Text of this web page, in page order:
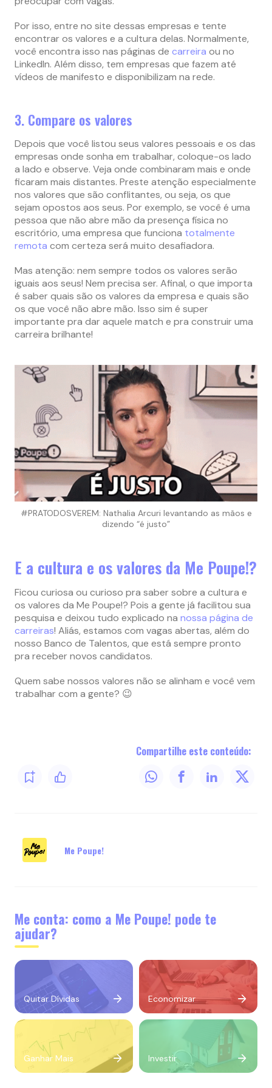
Por isso, entre no site dessas empresas e tente
encontrar os valores e a cultura delas. Normalmente,
você encontra isso nas páginas de carreira ou no
LinkedIn. Além disso, tem empresas que fazem até
vídeos de manifesto e disponibilizam na rede.
3. Compare os valores
Depois que você listou seus valores pessoais e os das
empresas onde sonha em trabalhar, coloque-os lado
a lado e observe. Veja onde combinaram mais e onde
ficaram mais distantes. Preste atenção especialmente
nos valores que são conflitantes, ou seja, os que
sejam opostos aos seus. Por exemplo, se você é uma
pessoa que não abre mão da presença física no
escritório, uma empresa que funciona totalmente
remota com certeza será muito desafiadora.
Mas atenção: nem sempre todos os valores serão
iguais aos seus! Nem precisa ser. Afinal, o que importa
é saber quais são os valores da empresa e quais são
os que você não abre mão. Isso sim é super
importante pra dar aquele match e pra construir uma
carreira brilhante!
#PRATODOSVEREM: Nathalia Arcuri levantando as mãos e
dizendo “é justo”
E a cultura e os valores da Me Poupe!?
Ficou curiosa ou curioso pra saber sobre a cultura e
os valores da Me Poupe!? Pois a gente já facilitou sua
pesquisa e deixou tudo explicado na nossa página de
carreiras! Aliás, estamos com vagas abertas, além do
nosso Banco de Talentos, que está sempre pronto
pra receber novos candidatos.
Quem sabe nossos valores não se alinham e você vem
trabalhar com a gente? 😉
Compartilhe este conteúdo:
Me Poupe!
Me conta: como a Me Poupe! pode te
ajudar?
Quitar Dívidas Economizar
Ganhar Mais Investir